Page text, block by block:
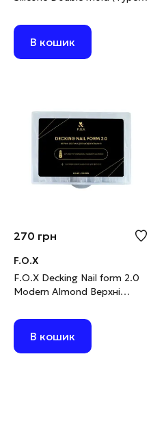
трафарети для верхніх
форм, 36 шт
В кошик
270 грн
F.O.X
F.O.X Decking Nail form 2.0
Modern Almond Верхні
Сучасний Мигдаль, 120 шт
В кошик